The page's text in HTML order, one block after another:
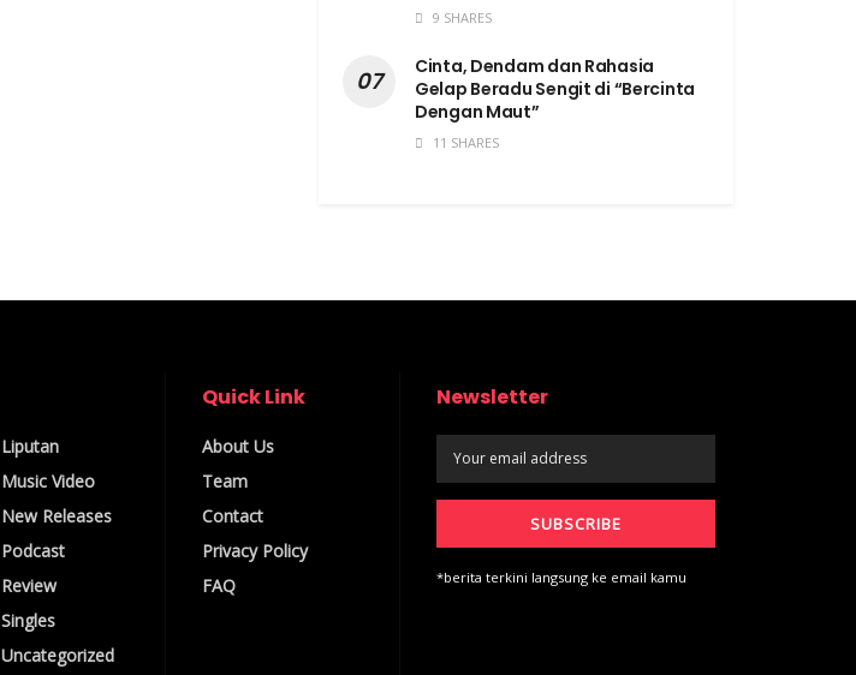
9 SHARES
Cinta, Dendam dan Rahasia
Gelap Beradu Sengit di “Bercinta
Dengan Maut”
11 SHARES
Liputan
Music Video
New Releases
Podcast
Review
Singles
Uncategorized
Quick Link
About Us
Team
Contact
Privacy Policy
FAQ
Newsletter
*berita terkini langsung ke email kamu